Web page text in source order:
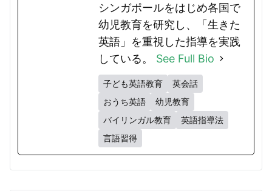
シンガポールをはじめ各国で
幼児教育を研究し、「生きた
英語」を重視した指導を実践
している。 See Full Bio
子ども英語教育
英会話
おうち英語
幼児教育
バイリンガル教育
英語指導法
言語習得